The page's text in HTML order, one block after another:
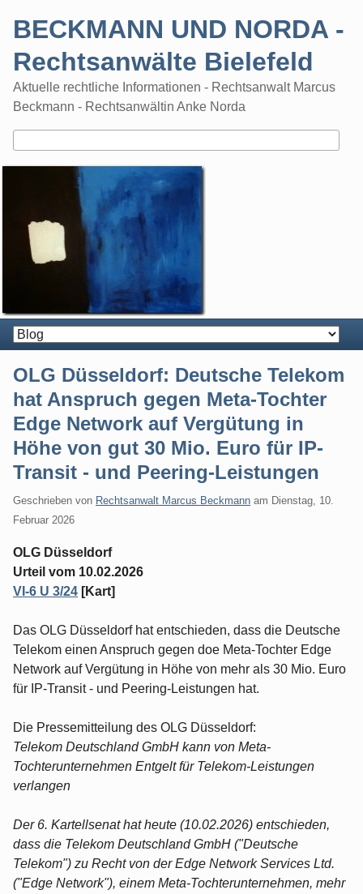
BECKMANN UND NORDA -
Rechtsanwälte Bielefeld
Aktuelle rechtliche Informationen - Rechtsanwalt Marcus
Beckmann - Rechtsanwältin Anke Norda
OLG Düsseldorf: Deutsche Telekom
hat Anspruch gegen Meta-Tochter
Edge Network auf Vergütung in
Höhe von gut 30 Mio. Euro für IP-
Transit - und Peering-Leistungen
Geschrieben von Rechtsanwalt Marcus Beckmann am Dienstag, 10.
Februar 2026
OLG Düsseldorf
Urteil vom 10.02.2026
VI-6 U 3/24 [Kart]
Das OLG Düsseldorf hat entschieden, dass die Deutsche
Telekom einen Anspruch gegen doe Meta-Tochter Edge
Network auf Vergütung in Höhe von mehr als 30 Mio. Euro
für IP-Transit - und Peering-Leistungen hat.
Die Pressemitteilung des OLG Düsseldorf:
Telekom Deutschland GmbH kann von Meta-
Tochterunternehmen Entgelt für Telekom-Leistungen
verlangen
Der 6. Kartellsenat hat heute (10.02.2026) entschieden,
dass die Telekom Deutschland GmbH ("Deutsche
Telekom") zu Recht von der Edge Network Services Ltd.
("Edge Network"), einem Meta-Tochterunternehmen, mehr